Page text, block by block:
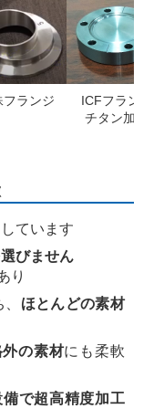
フランジ
ICFフランジ
チタン加工
ています
びません
り
ほとんどの素材
の素材にも柔軟
で超高精度加工